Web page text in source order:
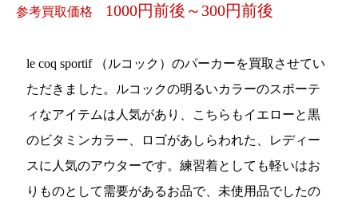
参考買取価格 1000円前後～300円前後
le coq sportif （ルコック）のパーカーを買取させてい
ただきました。ルコックの明るいカラーのスポーテ
ィなアイテムは人気があり、こちらもイエローと黒
のビタミンカラー、ロゴがあしらわれた、レディー
スに人気のアウターです。練習着としても軽いはお
りものとして需要があるお品で、未使用品でしたの